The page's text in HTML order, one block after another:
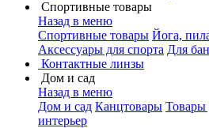
Спортивные товары
Назад в меню
Спортивные товары Йога,
Аксессуары для спорта Для
Контактные линзы
Дом и сад
Назад в меню
Дом и сад Канцтовары Товары
интерьер